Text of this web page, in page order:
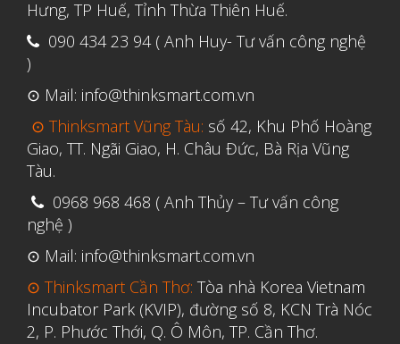
Hưng, TP Huế, Tỉnh Thừa Thiên Huế.
090 434 23 94 ( Anh Huy- Tư vấn công nghệ
)
⊙ Mail: info@thinksmart.com.vn
⊙ Thinksmart Vũng Tàu: số 42, Khu Phố Hoàng
Giao, TT. Ngãi Giao, H. Châu Đức, Bà Rịa Vũng
Tàu.
0968 968 468 ( Anh Thủy – Tư vấn công
nghệ )
⊙ Mail: info@thinksmart.com.vn
⊙ Thinksmart Cần Thơ: Tòa nhà Korea Vietnam
Incubator Park (KVIP), đường số 8, KCN Trà Nóc
2, P. Phước Thới, Q. Ô Môn, TP. Cần Thơ.